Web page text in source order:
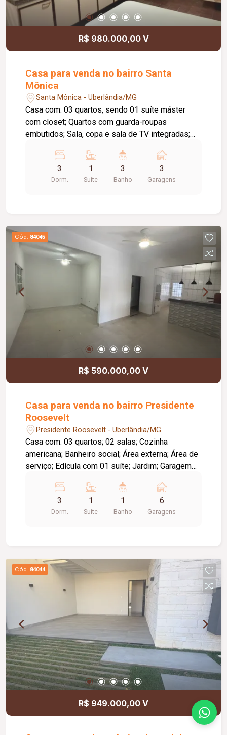
R$ 980.000,00 V
Casa para venda no bairro Santa
Mônica
Santa Mônica - Uberlândia/MG
Casa com: 03 quartos, sendo 01 suíte máster
com closet; Quartos com guarda-roupas
embutidos; Sala, copa e sala de TV integradas;
acabamento em gesso; Área gourmet; Área de
serviço; Despensa; Banheiro social; Lavabo;
Banheiro de serviço; Piso em madeira nos
3
Dorm.
1
Suite
3
Banho
3
Garagens
Cód. 84045
R$ 590.000,00 V
Casa para venda no bairro Presidente
Roosevelt
Presidente Roosevelt - Uberlândia/MG
Casa com: 03 quartos; 02 salas; Cozinha
americana; Banheiro social; Área externa; Área de
serviço; Edícula com 01 suíte; Jardim; Garagem
monitoramento; Sistema de energia fotovoltaica.
3
Dorm.
1
Suite
1
Banho
6
Garagens
Cód. 84044
R$ 949.000,00 V